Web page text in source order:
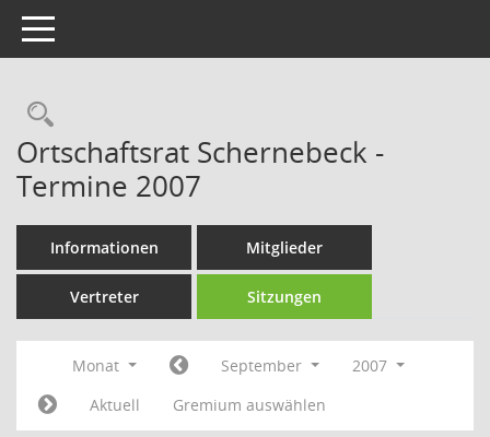
Toggle navigation
Rechercheauswahl
Ortschaftsrat Schernebeck -
Termine 2007
Informationen Mitglieder
Vertreter Sitzungen
Monat September
2007
Aktuell
Gremium auswählen